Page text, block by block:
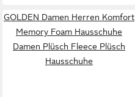
GOLDEN Damen Herren Komfort
Memory Foam Hausschuhe
Damen Plüsch Fleece Plüsch
Hausschuhe